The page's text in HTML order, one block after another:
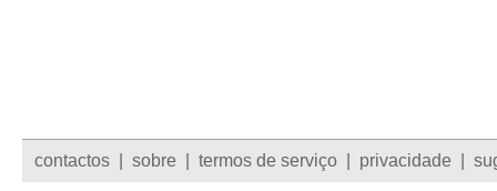
contactos sobre termos de serviço privacidade